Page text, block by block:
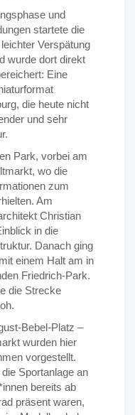
und
startete die
Verspätung
wurde dort direkt
Eine
die heute nicht
und sehr
Park, vorbei am
wo die
zum
Am
Christian
in die
Danach ging
einem Halt am in
Friedrich-Park.
die Strecke
Bebel-Platz –
wurden hier
vorgestellt.
Sportanlage an
bereits ab
präsent waren,